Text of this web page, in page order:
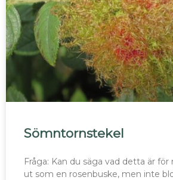
Sömntornstekel
Fråga: Kan du säga vad detta är
ut som en rosenbuske, men inte